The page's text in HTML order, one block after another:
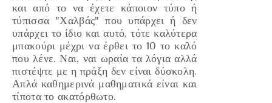
και από το να έχετε κάποιον τύπο ή
τύπισσα "Χαλβάς" που υπάρχει ή δεν
υπάρχει το ίδιο και αυτό, τότε καλύτερα
μπακούρι μέχρι να έρθει το 10 το καλό
που λένε. Ναι, ναι ωραία τα λόγια αλλά
πιστέψτε με η πράξη δεν είναι δύσκολη.
Απλά καθημερινά μαθηματικά είναι και
τίποτα το ακατόρθωτο.